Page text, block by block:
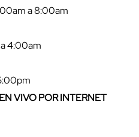
a 8:00am
4:00am
VIVO POR INTERNET